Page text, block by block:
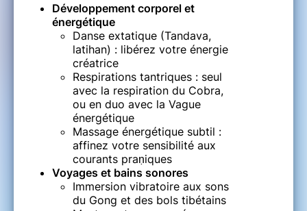
Développement corporel et
énergétique
Danse extatique (Tandava,
latihan) : libérez votre énergie
créatrice
Respirations tantriques : seul
avec la respiration du Cobra,
ou en duo avec la Vague
énergétique
Massage énergétique subtil :
affinez votre sensibilité aux
courants praṇiques
Voyages et bains sonores
Immersion vibratoire aux sons
du Gong et des bols tibétains